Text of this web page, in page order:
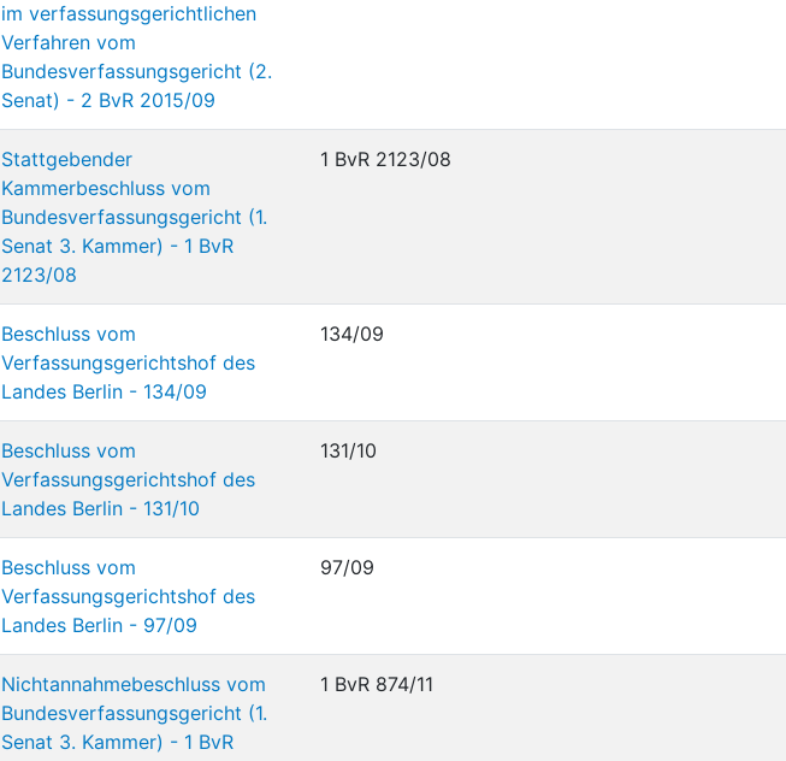
im verfassungsgerichtlichen
Verfahren vom
Bundesverfassungsgericht (2.
Senat) - 2 BvR 2015/09
Stattgebender
Kammerbeschluss vom
Bundesverfassungsgericht (1.
Senat 3. Kammer) - 1 BvR
2123/08
1 BvR 2123/08
Beschluss vom
Verfassungsgerichtshof des
Landes Berlin - 134/09
134/09
Beschluss vom
Verfassungsgerichtshof des
Landes Berlin - 131/10
131/10
Beschluss vom
Verfassungsgerichtshof des
Landes Berlin - 97/09
97/09
Nichtannahmebeschluss vom
Bundesverfassungsgericht (1.
Senat 3. Kammer) - 1 BvR
1 BvR 874/11